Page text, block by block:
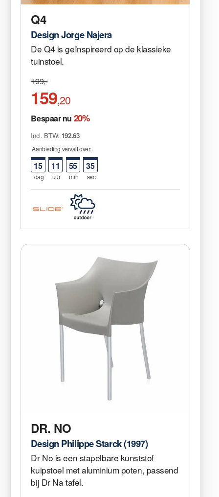
Q4
Design Jorge Najera
De Q4 is geïnspireerd op de klassieke
tuinstoel.
199,-
159,20
Bespaar nu 20%
Incl. BTW: 192.63
Aanbieding vervalt over:
15
dag
11
uur
55
min
35
sec
DR. NO
Design Philippe Starck (1997)
Dr No is een stapelbare kunststof
kuipstoel met aluminium poten, passend
bij Dr Na tafel.